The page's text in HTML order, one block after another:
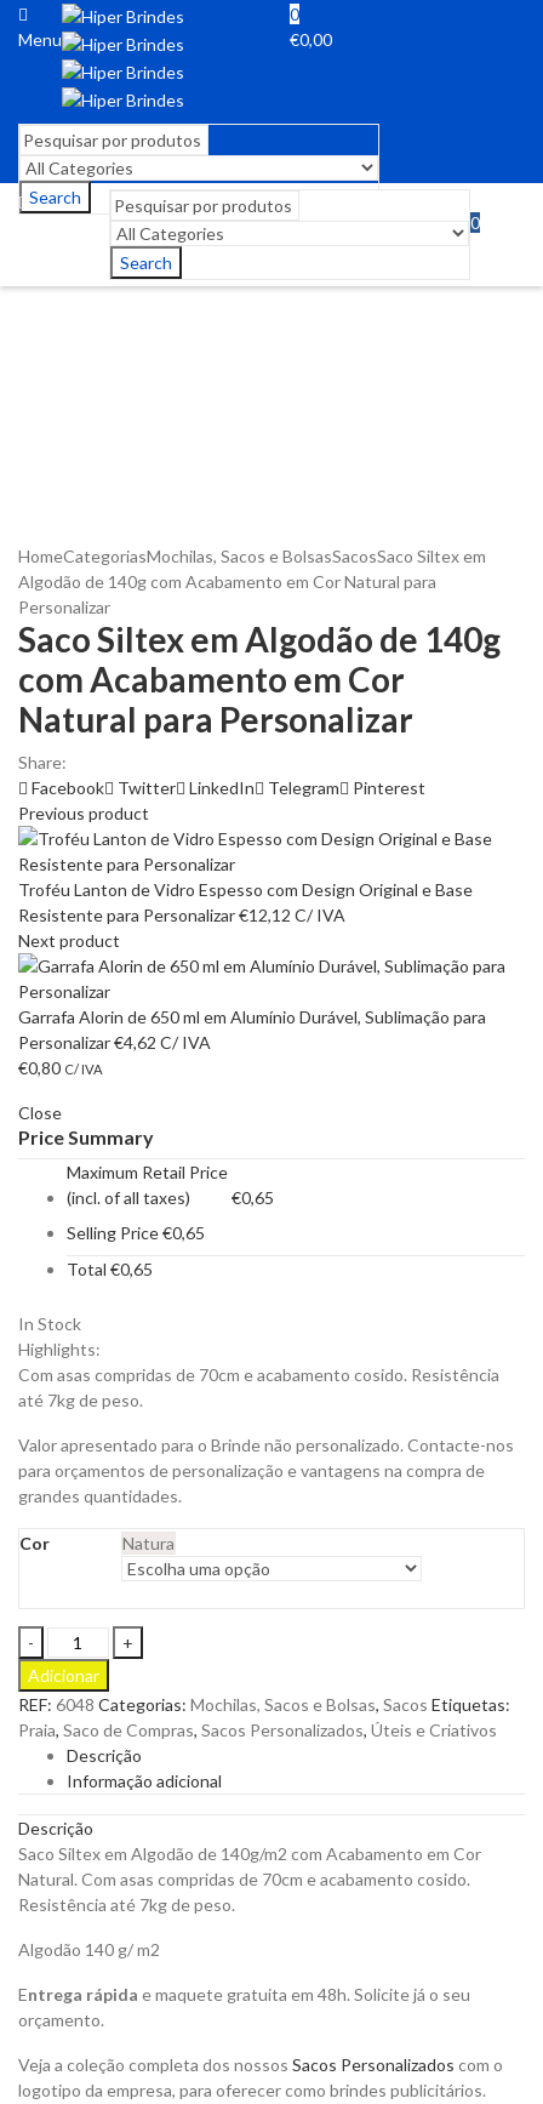
Menu
0
€0,00
Search
Search
0
HomeCategoriasMochilas, Sacos e BolsasSacosSaco Siltex em
Algodão de 140g com Acabamento em Cor Natural para
Personalizar
Saco Siltex em Algodão de 140g
com Acabamento em Cor
Natural para Personalizar
Share:
Facebook
Twitter LinkedIn Telegram
Pinterest
Previous product
Troféu Lanton de Vidro Espesso com Design Original e Base
Resistente para Personalizar€12,12 C/ IVA
Next product
Garrafa Alorin de 650 ml em Alumínio Durável, Sublimação para
Personalizar€4,62 C/ IVA
€0,80 C/ IVA
Close
Price Summary
Maximum Retail Price
(incl. of all taxes)
€0,65
Selling Price€0,65
Total €0,65
In Stock
Highlights:
Com asas compridas de 70cm e acabamento cosido. Resistência
até 7kg de peso.
Valor apresentado para o Brinde não personalizado. Contacte-nos
para orçamentos de personalização e vantagens na compra de
grandes quantidades.
Cor Natura
Saco
Siltex
em
Algodão
de
140g
com
em
Cor
Natural
para
Personalizar
Adicionar
REF: 6048 Categorias: Mochilas, Sacos e Bolsas, Sacos Etiquetas:
Praia, Saco de Compras, Sacos Personalizados, Úteis e Criativos
Descrição
Informação adicional
Descrição
Saco Siltex em Algodão de 140g/m2 com Acabamento em Cor
Natural. Com asas compridas de 70cm e acabamento cosido.
Resistência até 7kg de peso.
Algodão 140 g/ m2
Entrega rápida e maquete gratuita em 48h. Solicite já o seu
orçamento.
Veja a coleção completa dos nossos Sacos Personalizados com o
logotipo da empresa, para oferecer como brindes publicitários.